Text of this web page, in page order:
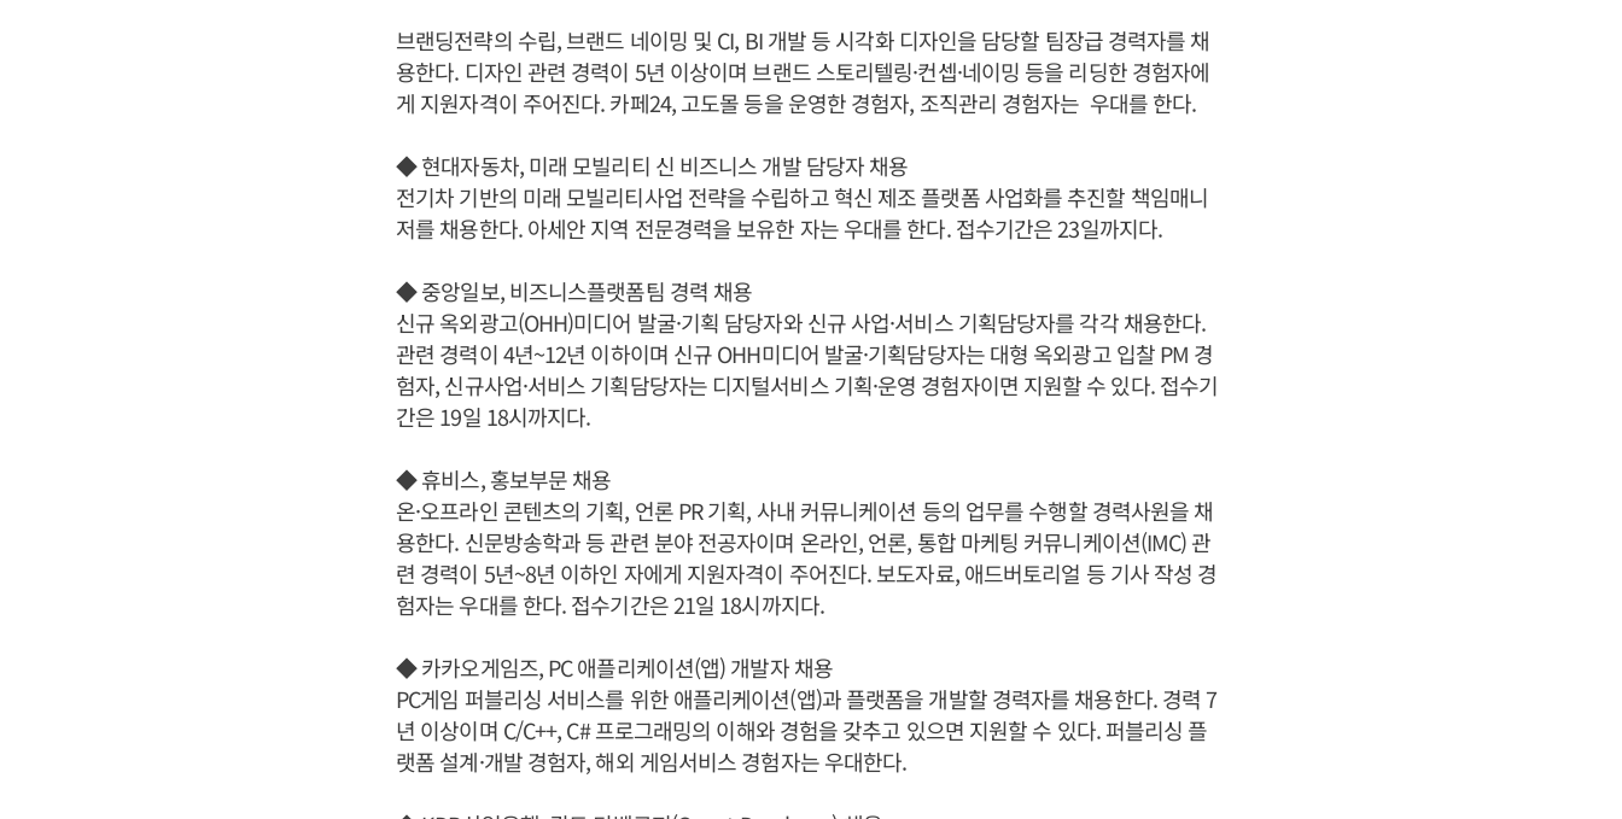
브랜딩전략의 수립, 브랜드 네이밍 및 CI, BI 개발 등 시각화 디자인을 담당할 팀장급 경력자를 채
용한다. 디자인 관련 경력이 5년 이상이며 브랜드 스토리텔링·컨셉·네이밍 등을 리딩한 경험자에
게 지원자격이 주어진다. 카페24, 고도몰 등을 운영한 경험자, 조직관리 경험자는 우대를 한다.
◆ 현대자동차, 미래 모빌리티 신 비즈니스 개발 담당자 채용
전기차 기반의 미래 모빌리티사업 전략을 수립하고 혁신 제조 플랫폼 사업화를 추진할 책임매니
저를 채용한다. 아세안 지역 전문경력을 보유한 자는 우대를 한다. 접수기간은 23일까지다.
◆ 중앙일보, 비즈니스플랫폼팀 경력 채용
신규 옥외광고(OHH)미디어 발굴·기획 담당자와 신규 사업·서비스 기획담당자를 각각 채용한다.
관련 경력이 4년~12년 이하이며 신규 OHH미디어 발굴·기획담당자는 대형 옥외광고 입찰 PM 경
험자, 신규사업·서비스 기획담당자는 디지털서비스 기획·운영 경험자이면 지원할 수 있다. 접수기
간은 19일 18시까지다.
◆ 휴비스, 홍보부문 채용
온·오프라인 콘텐츠의 기획, 언론 PR 기획, 사내 커뮤니케이션 등의 업무를 수행할 경력사원을 채
용한다. 신문방송학과 등 관련 분야 전공자이며 온라인, 언론, 통합 마케팅 커뮤니케이션(IMC) 관
련 경력이 5년~8년 이하인 자에게 지원자격이 주어진다. 보도자료, 애드버토리얼 등 기사 작성 경
험자는 우대를 한다. 접수기간은 21일 18시까지다.
◆ 카카오게임즈, PC 애플리케이션(앱) 개발자 채용
PC게임 퍼블리싱 서비스를 위한 애플리케이션(앱)과 플랫폼을 개발할 경력자를 채용한다. 경력 7
년 이상이며 C/C++, C# 프로그래밍의 이해와 경험을 갖추고 있으면 지원할 수 있다. 퍼블리싱 플
랫폼 설계·개발 경험자, 해외 게임서비스 경험자는 우대한다.